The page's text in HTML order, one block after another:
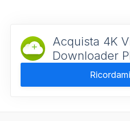
Acquista 4K
Downloader
Ricordami